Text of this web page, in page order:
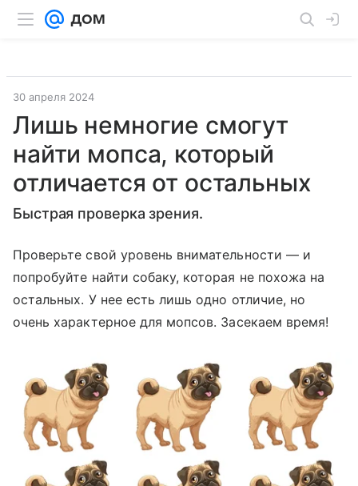
30 апреля 2024
Лишь немногие смогут
найти мопса, который
отличается от остальных
Быстрая проверка зрения.
Проверьте свой уровень внимательности — и
попробуйте найти собаку, которая не похожа на
остальных. У нее есть лишь одно отличие, но
очень характерное для мопсов. Засекаем время!